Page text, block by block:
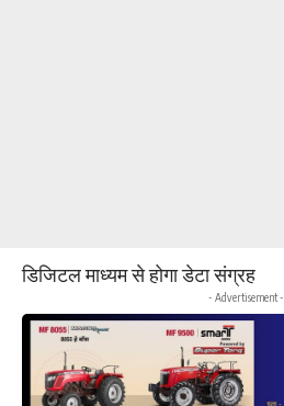
डिजिटल माध्यम से होगा डेटा संग्रह
- Advertisement -